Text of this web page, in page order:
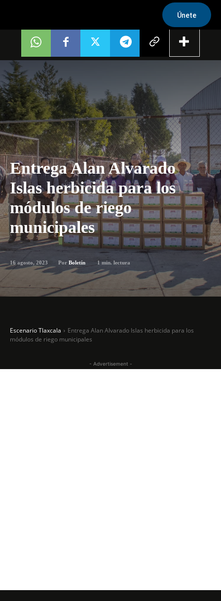
Únete
Entrega Alan Alvarado
Islas herbicida para los
módulos de riego
municipales
16 agosto, 2023 Por Boletín 1 min. lectura
Escenario Tlaxcala
Entrega Alan Alvarado Islas herbicida para los
módulos de riego municipales
- Advertisement -